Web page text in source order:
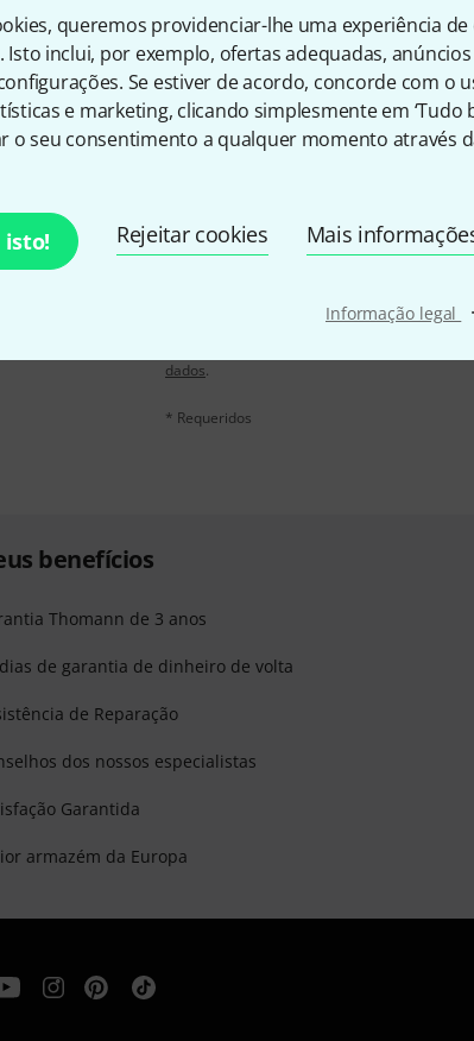
queremos providenciar-lhe uma experiência
Isto inclui, por exemplo, ofertas adequadas,
Se estiver de acordo, concorde com o
e marketing, clicando simplesmente em ‘Tudo
o seu consentimento a qualquer momento através
isto! Rejeitar cookies Mais
Informação legal ·
Partilhar Ajuda e feedback
um pouco de
Ao clicar em "Inscreva-se agora", concordo
dados.
* Requeridos
benefícios
Thomann de 3 anos
de garantia de dinheiro de volta
de Reparação
dos nossos especialistas
Garantida
armazém da Europa